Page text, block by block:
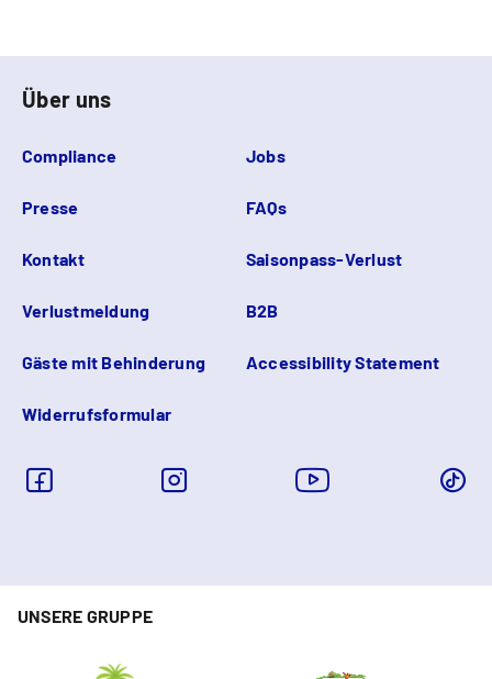
Über uns
Compliance Jobs
Presse FAQs
Kontakt Saisonpass-Verlust
Verlustmeldung B2B
Gäste mit Behinderung Accessibility Statement
Widerrufsformular
UNSERE GRUPPE